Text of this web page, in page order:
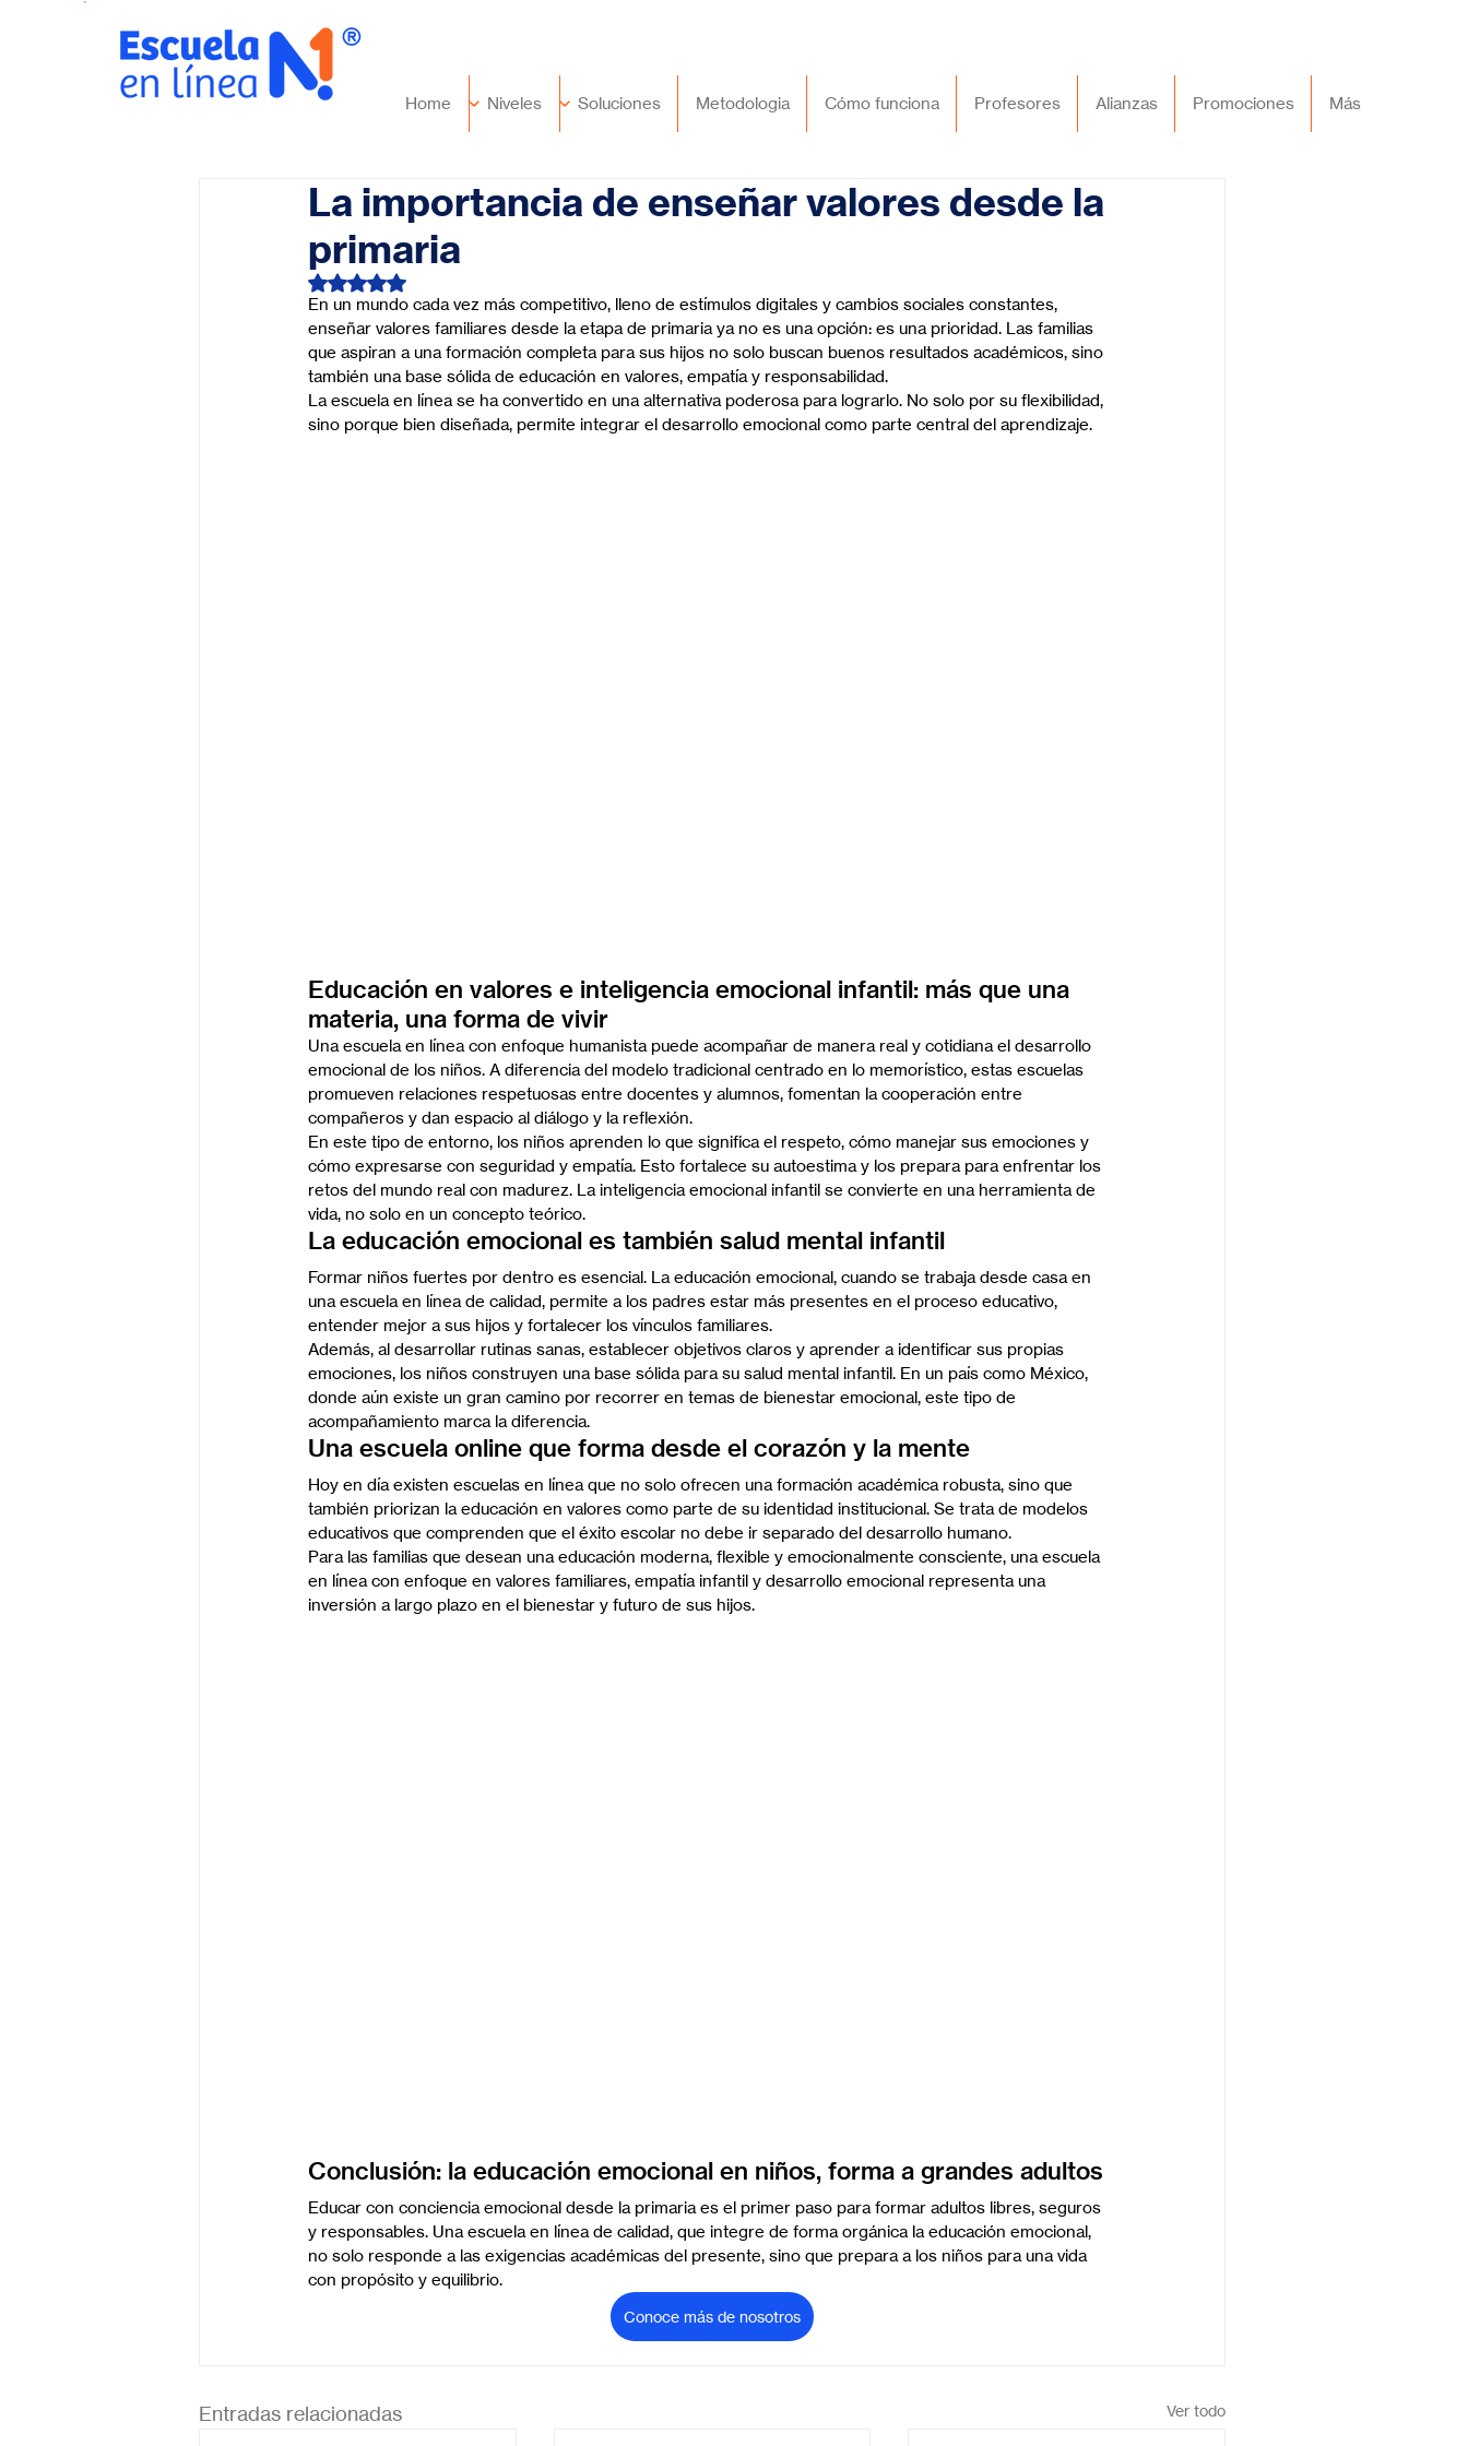
Home Niveles Soluciones Metodologia Cómo funciona Profesores Alianzas Promociones Más
La importancia de enseñar valores desde la
primaria
Obtuvo NaN de 5 estrellas.
En un mundo cada vez más competitivo, lleno de estímulos digitales y cambios sociales constantes,
enseñar valores familiares desde la etapa de primaria ya no es una opción: es una prioridad. Las familias
que aspiran a una formación completa para sus hijos no solo buscan buenos resultados académicos, sino
también una base sólida de educación en valores, empatía y responsabilidad.
La escuela en línea se ha convertido en una alternativa poderosa para lograrlo. No solo por su flexibilidad,
sino porque bien diseñada, permite integrar el desarrollo emocional como parte central del aprendizaje.
Educación en valores e inteligencia emocional infantil: más que una
materia, una forma de vivir
Una escuela en línea con enfoque humanista puede acompañar de manera real y cotidiana el desarrollo
emocional de los niños. A diferencia del modelo tradicional centrado en lo memorístico, estas escuelas
promueven relaciones respetuosas entre docentes y alumnos, fomentan la cooperación entre
compañeros y dan espacio al diálogo y la reflexión.
En este tipo de entorno, los niños aprenden lo que significa el respeto, cómo manejar sus emociones y
cómo expresarse con seguridad y empatía. Esto fortalece su autoestima y los prepara para enfrentar los
retos del mundo real con madurez. La inteligencia emocional infantil se convierte en una herramienta de
vida, no solo en un concepto teórico.
La educación emocional es también salud mental infantil
Formar niños fuertes por dentro es esencial. La educación emocional, cuando se trabaja desde casa en
una escuela en línea de calidad, permite a los padres estar más presentes en el proceso educativo,
entender mejor a sus hijos y fortalecer los vínculos familiares.
Además, al desarrollar rutinas sanas, establecer objetivos claros y aprender a identificar sus propias
emociones, los niños construyen una base sólida para su salud mental infantil. En un país como México,
donde aún existe un gran camino por recorrer en temas de bienestar emocional, este tipo de
acompañamiento marca la diferencia.
Una escuela online que forma desde el corazón y la mente
Hoy en día existen escuelas en línea que no solo ofrecen una formación académica robusta, sino que
también priorizan la educación en valores como parte de su identidad institucional. Se trata de modelos
educativos que comprenden que el éxito escolar no debe ir separado del desarrollo humano.
Para las familias que desean una educación moderna, flexible y emocionalmente consciente, una escuela
en línea con enfoque en valores familiares, empatía infantil y desarrollo emocional representa una
inversión a largo plazo en el bienestar y futuro de sus hijos.
Conclusión: la educación emocional en niños, forma a grandes adultos
Educar con conciencia emocional desde la primaria es el primer paso para formar adultos libres, seguros
y responsables. Una escuela en línea de calidad, que integre de forma orgánica la educación emocional,
no solo responde a las exigencias académicas del presente, sino que prepara a los niños para una vida
con propósito y equilibrio.
Conoce más de nosotros
Entradas relacionadas Ver todo